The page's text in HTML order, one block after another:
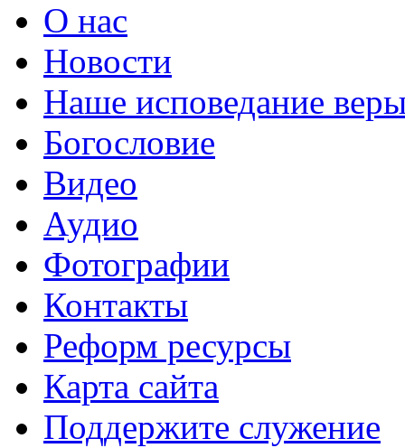
О нас
Новости
Наше исповедание
Богословие
Видео
Аудио
Фотографии
Контакты
Реформ ресурсы
Карта сайта
Поддержите служение